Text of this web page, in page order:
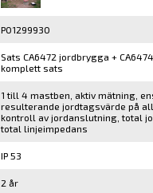
P01299930
Sats CA6472 jordbrygga +
komplett sats
1 till 4 mastben, aktiv mätning,
resulterande jordtagsvärde på
kontroll av jordanslutning, total
total linjeimpedans
IP 53
2 år